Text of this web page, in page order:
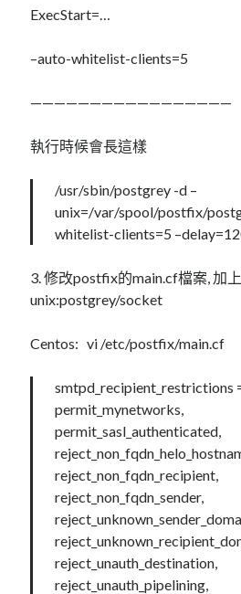
軟體介紹
ExecStart=…
–auto-whitelist-clients=5
—————————————————
執行時候會長這樣
/usr/sbin/postgrey -d –
unix=/var/spool/postfix/
whitelist-clients=5
3. 修改postfix的main.cf檔案, 加
unix:postgrey/socket
Centos: vi /etc/postfix/main.cf
smtpd_recipient_restrictions
permit_mynetworks,
permit_sasl_authenticated,
reject_non_fqdn_recipient,
reject_non_fqdn_sender,
reject_unauth_destination,
reject_unauth_pipelining,